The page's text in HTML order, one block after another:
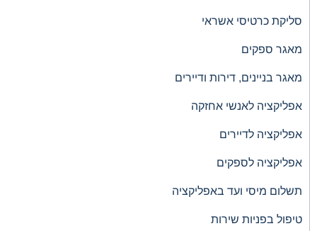
סליקת כרטיסי אשראי
מאגר ספקים
מאגר בניינים, דירות ודיירים
אפליקציה לאנשי אחזקה
אפליקציה לדיירים
אפליקציה לספקים
תשלום מיסי ועד באפליקציה
טיפול בפניות שירות